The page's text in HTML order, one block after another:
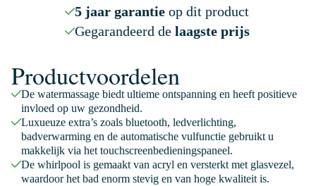
5 jaar garantieop dit product
Gegarandeerd de laagste prijs
Productvoordelen
De watermassage biedt ultieme ontspanning en heeft positieve
invloed op uw gezondheid.
Luxueuze extra’s zoals bluetooth, ledverlichting,
badverwarming en de automatische vulfunctie gebruikt u
makkelijk via het touchscreenbedieningspaneel.
De whirlpool is gemaakt van acryl en versterkt met glasvezel,
waardoor het bad enorm stevig en van hoge kwaliteit is.